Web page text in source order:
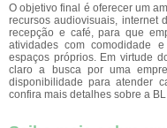
O objetivo final é oferecer um
recursos audiovisuais, internet
recepção e café, para que
atividades com comodidade
espaços próprios. Em virtude
claro a busca por uma
disponibilidade para atender
confira mais detalhes sobre a